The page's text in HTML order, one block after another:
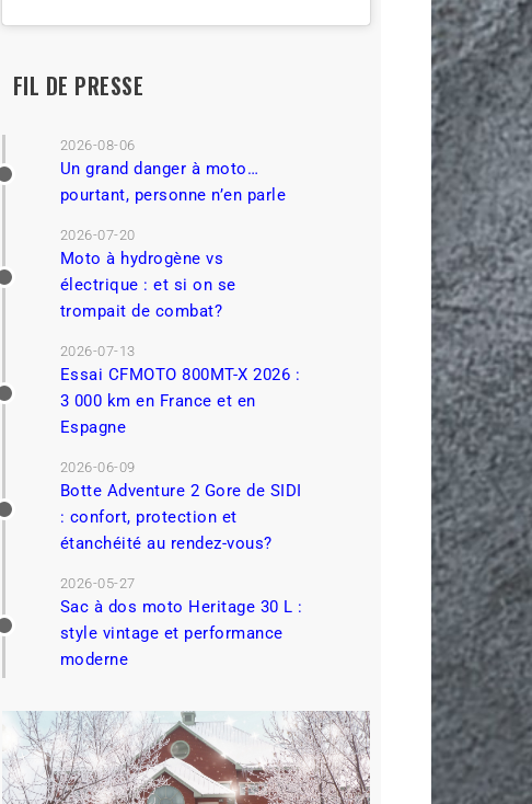
FIL DE PRESSE
2026-08-06
Un grand danger à moto…
pourtant, personne n’en parle
2026-07-20
Moto à hydrogène vs
électrique : et si on se
trompait de combat?
2026-07-13
Essai CFMOTO 800MT-X 2026 :
3 000 km en France et en
Espagne
2026-06-09
Botte Adventure 2 Gore de SIDI
: confort, protection et
étanchéité au rendez-vous?
2026-05-27
Sac à dos moto Heritage 30 L :
style vintage et performance
moderne